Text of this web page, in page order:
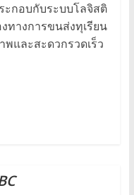
ะกอบกับระบบโลจิสติ
างการขนส่งทุเรียน
และสะดวกรวดเร็ว